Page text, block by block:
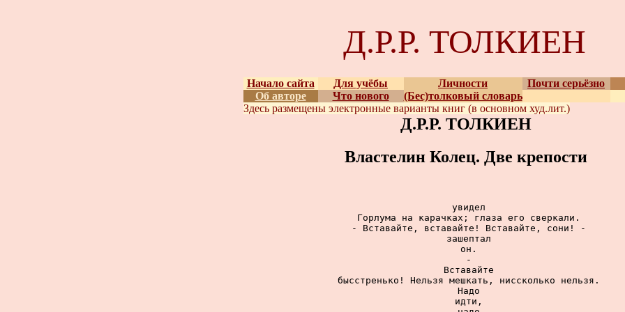
Д.Р.Р. ТОЛКИЕН
Начало сайта Для учёбы Личности Почти серьёзно
Об авторе
Что нового (Бес)толковый словарь
Здесь размещены электронные варианты книг (в основном худ.лит.)
Д.Р.Р. ТОЛКИЕН
Властелин Колец. Две крепости
увидел
Горлума на карачках; глаза его сверкали.
- Вставайте, вставайте! Вставайте, сони! -
зашептал
он.
-
Вставайте
бысстренько! Нельзя мешкать, ниссколько нельзя.
Надо
идти,